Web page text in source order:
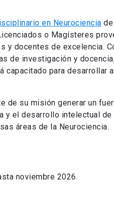
en Neurociencia
o Magísteres
docentes de excelencia.
de investigación y
capacitado para desarrollar
de su misión generar un
el desarrollo intelectual de
áreas de la Neurociencia.
noviembre 2026.